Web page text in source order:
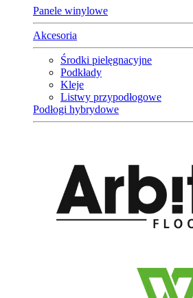
Panele winylowe
Akcesoria
Środki pielęgnacyjne
Podkłady
Kleje
Listwy przypodłogowe
Podłogi hybrydowe